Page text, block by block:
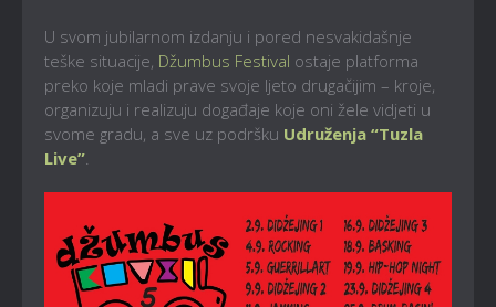
U svom jubilarnom izdanju i pored nesvakidašnje
teške situacije, Džumbus Festival ostaje platforma
preko koje mladi prave svoje ljeto drugačijim – kroje,
organizuju i realizuju događaje koje oni žele vidjeti u
svome gradu, a sve uz podršku Udruženja “Tuzla
Live”.